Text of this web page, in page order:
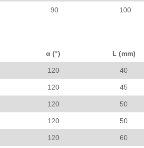
90 100
α (°) L (mm)
120 40
120 45
120 50
120 50
120 60